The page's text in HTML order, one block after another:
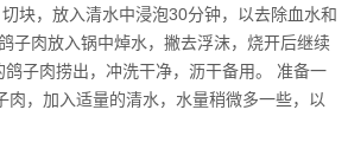
块，放入清水中浸泡30分钟，以去除血水和
子肉放入锅中焯水，撇去浮沫，烧开后继续
子肉捞出，冲洗干净，沥干备用。 准备一
肉，加入适量的清水，水量稍微多一些，以